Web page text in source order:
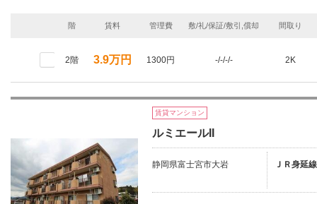
階 賃料 管理費 敷/礼/保証/敷引,償却 間取り
2階 3.9万円 1300円 -/-/-/- 2K
賃貸マンション
ルミエールII
静岡県富士宮市大岩 ＪＲ身延